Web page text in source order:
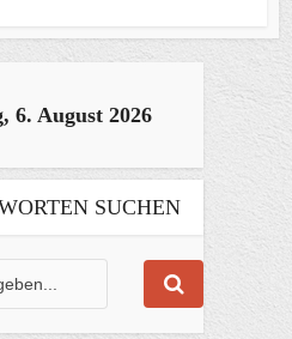
6. August 2026
SUCHEN